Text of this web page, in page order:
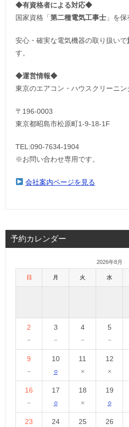
◆有資格者による対応◆
国家資格「第二種電気工事士 」を保
安心・確実な電気機器の取り扱いで
す。
◆運営情報◆
東京のエアコン・ハウスクリーニン
〒196-0003
東京都昭島市松原町1-9‐18‐1F
TEL:090-7634-1904
※お問い合わせ専用です。
会社案内ページを見る
予約カレンダー
2026年8月
日 月 火 水
2
－
3
－
4
－
5
－
9
－
10
○
11
×
12
×
16
－
17
○
18
×
19
○
23
24
25
26